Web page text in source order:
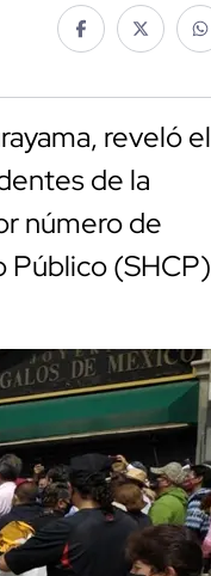
reveló el
de la
número de
Público (SHCP)